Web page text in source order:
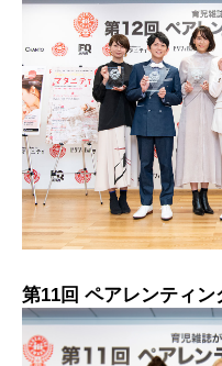
第11回 ペアレンティン